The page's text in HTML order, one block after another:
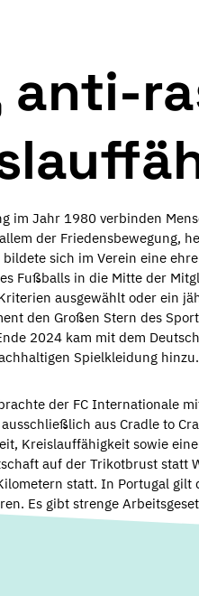
anti-
im Jahr 1980 verbinden
der Friedensbewegung,
sich im Verein eine
Fußballs in die Mitte der
ausgewählt oder ein
den Großen Stern des
2024 kam mit dem
Spielkleidung hinzu.
der FC Internationale
aus Cradle to
Kreislauffähigkeit sowie
auf der Trikotbrust statt
statt. In Portugal
Es gibt strenge